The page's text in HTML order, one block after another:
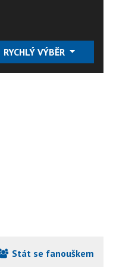
RYCHLÝ VÝBĚR
Stát se fanouškem